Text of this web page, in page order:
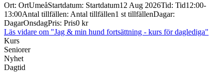
Ort: OrtUmeåStartdatum: Startdatum12 Aug 2026Tid: Tid12:00-
13:00Antal tillfällen: Antal tillfällen1 st tillfällenDagar:
DagarOnsdagPris: Pris0 kr
Läs vidare om "Jag & min hund fortsättning - kurs för daglediga"
Kurs
Seniorer
Nyhet
Dagtid